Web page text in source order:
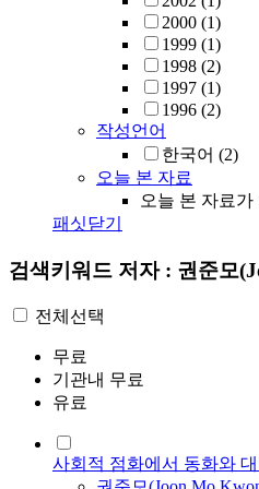
2000 (1)
1999 (1)
1998 (2)
1997 (1)
1996 (2)
작성언어
한국어 (2)
오늘 본 자료
오늘 본 자료가
패싯닫기
검색키워드 저자 : 권준모
전체선택
무료
기관내 무료
유료
사회적 점화에서 동화와